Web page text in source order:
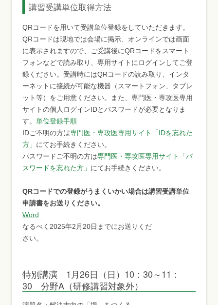
講習受講単位取得方法
QRコードを用いて受講単位登録をしていただきます。
QRコードは現地では会場に掲示、オンラインでは画面
に表示されますので、ご受講後にQRコードをスマート
フォンなどで読み取り、専用サイトにログインしてご登
録ください。受講時にはQRコードの読み取り、インタ
ーネットに接続が可能な機器（スマートフォン、タブレ
ット等）をご用意ください。また、専門医・専攻医専用
サイトの個人ログインIDとパスワードが必要となりま
す。 単位登録手順
IDご不明の方は専門医・専攻医専用サイト「IDを忘れた
方」 にてお手続きください。
パスワードご不明の方は専門医・専攻医専用サイト「パ
スワードを忘れた方」 にてお手続きください。
QRコードでの登録がうまくいかい場合は講習受講単位
申請書をお送りください。
Word
なるべく2025年2月20日までにお送りくだ
さい。
特別講演 1月26日（日）10：30～11：
30 分野A（研修講習対象外）